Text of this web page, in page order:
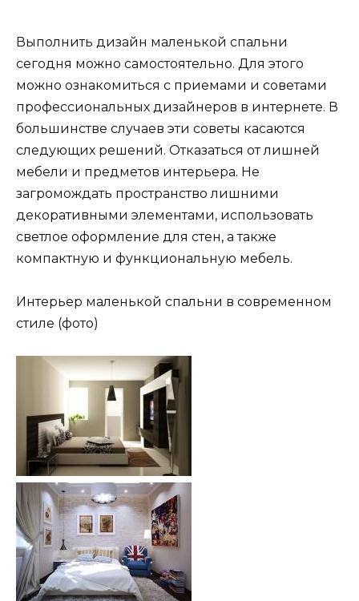
Выполнить дизайн маленькой спальни
сегодня можно самостоятельно. Для этого
можно ознакомиться с приемами и советами
профессиональных дизайнеров в интернете. В
большинстве случаев эти советы касаются
следующих решений. Отказаться от лишней
мебели и предметов интерьера. Не
загромождать пространство лишними
декоративными элементами, использовать
светлое оформление для стен, а также
компактную и функциональную мебель.
Интерьер маленькой спальни в современном
стиле (фото)